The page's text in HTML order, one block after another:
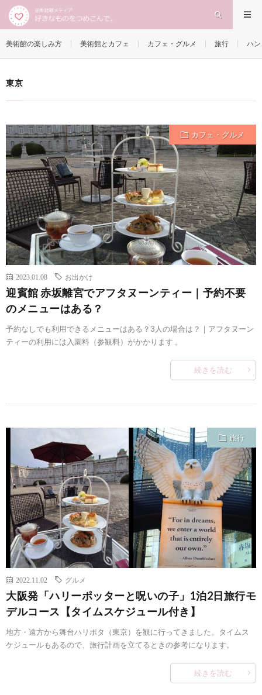
美術館の楽しみ方 美術館とカフェ カフェ・グルメ 旅行 ハ
HOME 東京
東京
カフェ・グルメ
2023.01.08 お出かけ
迎賓館 赤坂離宮でアフタヌーンティー｜予約不要
のメニューはある？
予約なしでも利用できるメニューはある？3人の場合は？｜アフタヌーン
ティーの利用には入園料（参観料）がかかります 。
続きを読む
旅行
2022.11.02 グルメ
大阪発「ハリーポッターと呪いの子」1泊2日旅行モ
デルコース【タイムスケジュール付き】
地方・遠方から舞台ハリポタ（東京）を観に行ってきました。タイムス
ケジュールもあるので、旅行計画を立てるときの参考になります。
続きを読む